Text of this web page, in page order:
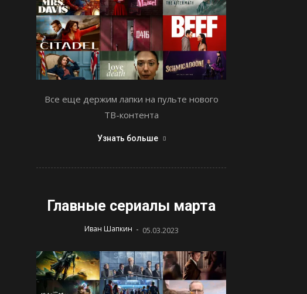
Все еще держим лапки на пульте нового
ТВ-контента
Узнать больше
Главные сериалы марта
Иван Шапкин - 05.03.2023